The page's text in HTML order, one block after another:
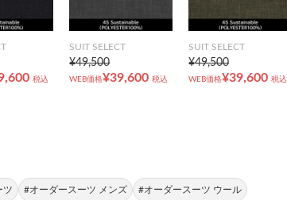
税込
SUIT SELECT
¥49,500
WEB価格¥39,600 税込
SUIT SELECT
¥49,500
WEB価格¥39,600 税込
ツ #オーダースーツ メンズ #オーダースーツ ウール